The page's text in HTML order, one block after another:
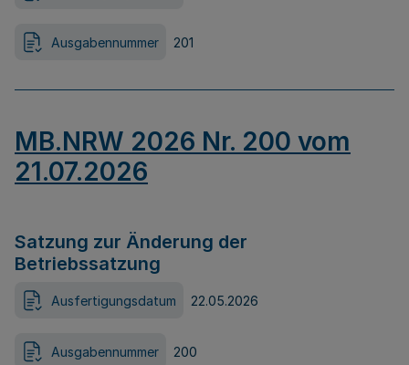
Ausgabennummer 201
MB.NRW 2026 Nr. 200 vom
21.07.2026
Satzung zur Änderung der
Betriebssatzung
Ausfertigungsdatum 22.05.2026
Ausgabennummer 200